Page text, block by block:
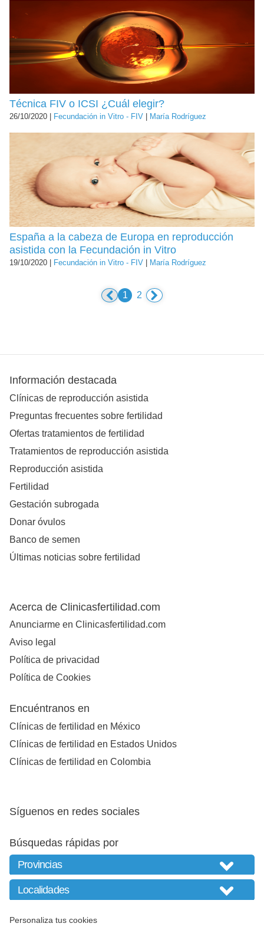
Técnica FIV o ICSI ¿Cuál elegir?
26/10/2020 | Fecundación in Vitro - FIV María Rodríguez
España a la cabeza de Europa en reproducción
asistida con la Fecundación in Vitro
19/10/2020 | Fecundación in Vitro - FIV María Rodríguez
1 2
Información destacada
Clínicas de reproducción asistida
Preguntas frecuentes sobre fertilidad
Ofertas tratamientos de fertilidad
Tratamientos de reproducción asistida
Reproducción asistida
Fertilidad
Gestación subrogada
Donar óvulos
Banco de semen
Últimas noticias sobre fertilidad
Acerca de Clinicasfertilidad.com
Anunciarme en Clinicasfertilidad.com
Aviso legal
Política de privacidad
Política de Cookies
Encuéntranos en
Clínicas de fertilidad en México
Clínicas de fertilidad en Estados Unidos
Clínicas de fertilidad en Colombia
Síguenos en redes sociales
Búsquedas rápidas por
Personaliza tus cookies